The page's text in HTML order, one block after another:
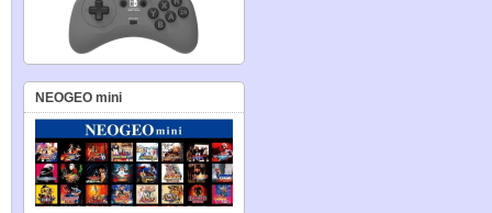
NEOGEO mini